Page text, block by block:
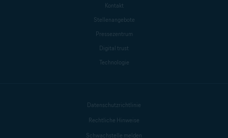
Kontakt
Stellenangebote
Pressezentrum
Digital trust
Technologie
Datenschutzrichtlinie
Rechtliche Hinweise
Schwachstelle melden